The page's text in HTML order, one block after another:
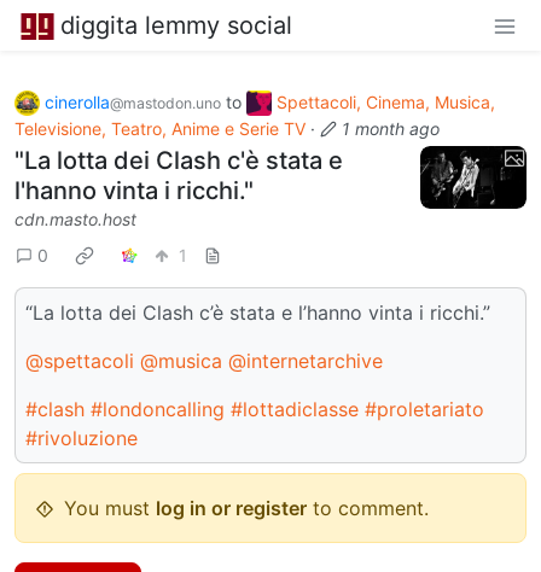
diggita lemmy social
cinerolla@mastodon.uno to
Spettacoli, Cinema, Musica,
Televisione, Teatro, Anime e Serie TV · 1 month ago
"La lotta dei Clash c'è stata e
l'hanno vinta i ricchi."
cdn.masto.host
0
1
“La lotta dei Clash c’è stata e l’hanno vinta i ricchi.”
@spettacoli @musica @internetarchive
#clash #londoncalling #lottadiclasse #proletariato
#rivoluzione
You must log in or register to comment.